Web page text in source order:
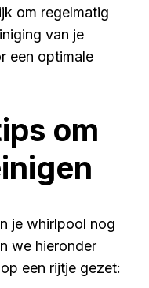
om regelmatig
van je
een optimale
om
je whirlpool nog
we hieronder
een rijtje gezet: